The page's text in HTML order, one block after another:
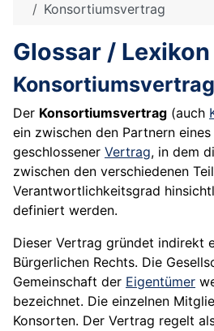
Konsortiumsvertrag
Glossar / Lexikon
Konsortiumsvertrag
Der Konsortiumsvertrag (auch
ein zwischen den Partnern
geschlossener Vertrag, in dem
zwischen den verschiedenen
Verantwortlichkeitsgrad
definiert werden.
Dieser Vertrag gründet indirekt
Bürgerlichen Rechts. Die
Gemeinschaft der Eigentümer
bezeichnet. Die einzelnen
Konsorten. Der Vertrag regelt